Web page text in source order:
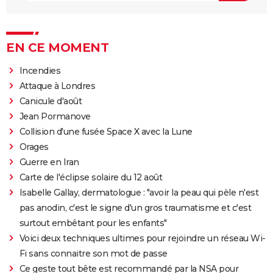
EN CE MOMENT
Incendies
Attaque à Londres
Canicule d'août
Jean Pormanove
Collision d'une fusée Space X avec la Lune
Orages
Guerre en Iran
Carte de l'éclipse solaire du 12 août
Isabelle Gallay, dermatologue : "avoir la peau qui pèle n'est
pas anodin, c'est le signe d'un gros traumatisme et c'est
surtout embêtant pour les enfants"
Voici deux techniques ultimes pour rejoindre un réseau Wi-
Fi sans connaitre son mot de passe
Ce geste tout bête est recommandé par la NSA pour